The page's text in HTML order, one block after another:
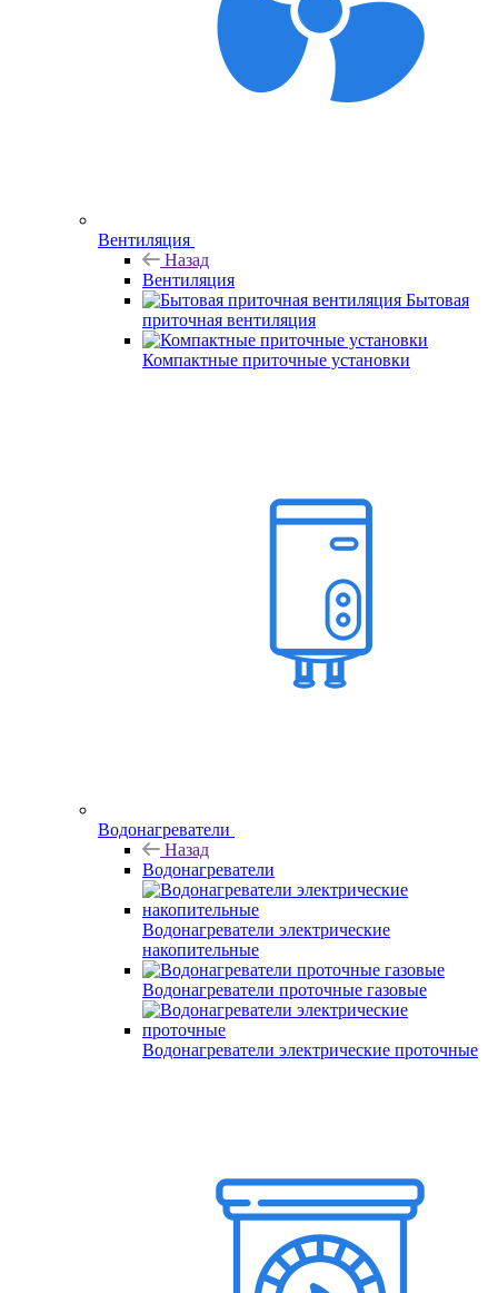
Вентиляция
Назад
Вентиляция
Бытовая
приточная вентиляция
Компактные приточные установки
Водонагреватели
Назад
Водонагреватели
Водонагреватели электрические
накопительные
Водонагреватели проточные газовые
Водонагреватели электрические проточные